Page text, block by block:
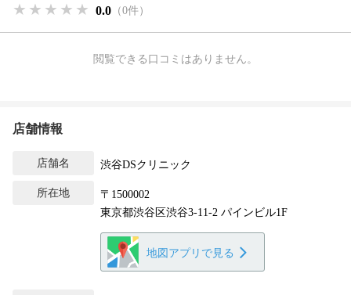
★★★★★
★★★★★
★★★★★ 0.0 （0件）
閲覧できる口コミはありません。
店舗情報
店舗名 渋谷DSクリニック
所在地
〒1500002
東京都渋谷区渋谷3-11-2 パインビル1F
地図アプリで見る